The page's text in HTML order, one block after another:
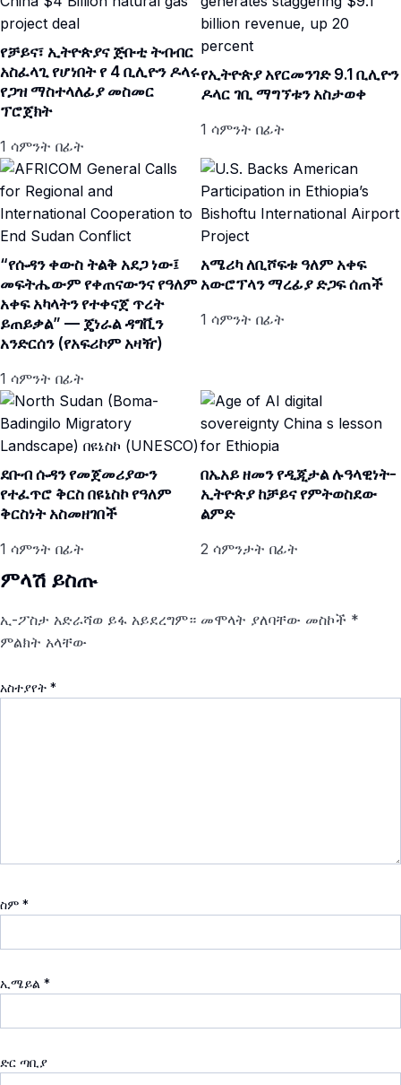
የቻይና፣ ኢትዮጵያና ጅቡቲ ትብብር
አስፈላጊ የሆነበት የ 4 ቢሊዮን ዶላሩ
የጋዝ ማስተላለፊያ መስመር
ፕሮጀክት
1 ሳምንት በፊት
የኢትዮጵያ አየርመንገድ 9.1 ቢሊዮን
ዶላር ገቢ ማግኘቱን አስታወቀ
1 ሳምንት በፊት
“የሱዳን ቀውስ ትልቅ አደጋ ነው፤
መፍትሔውም የቀጠናውንና የዓለም
አቀፍ አካላትን የተቀናጀ ጥረት
ይጠይቃል” — ጄነራል ዳግቪን
አንድርሰን (የአፍሪኮም አዛዥ)
1 ሳምንት በፊት
አሜሪካ ለቢሾፍቱ ዓለም አቀፍ
አውሮፕላን ማረፊያ ድጋፍ ሰጠች
1 ሳምንት በፊት
ደቡብ ሱዳን የመጀመሪያውን
የተፈጥሮ ቅርስ በዩኔስኮ የዓለም
ቅርስነት አስመዘገበች
1 ሳምንት በፊት
በኤአይ ዘመን የዲጂታል ሉዓላዊነት-
ኢትዮጵያ ከቻይና የምትወስደው
ልምድ
2 ሳምንታት በፊት
ምላሽ ይስጡ
ኢ-ፖስታ አድራሻወ ይፋ አይደረግም። መሞላት ያለባቸው መስኮች *
ምልክት አላቸው
አስተያየት *
ስም *
ኢሜይል *
ድር ጣቢያ